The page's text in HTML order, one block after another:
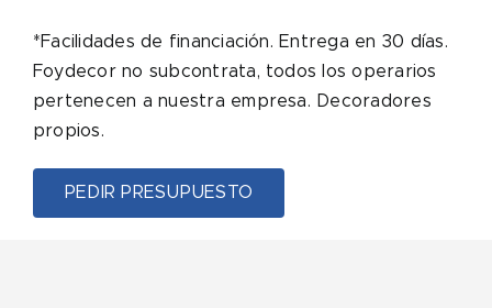
*Facilidades de financiación. Entrega en 30 días.
Foydecor no subcontrata, todos los operarios
pertenecen a nuestra empresa. Decoradores
propios.
PEDIR PRESUPUESTO